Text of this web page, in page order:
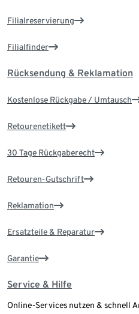
Filialreservierung
Filialfinder
Rücksendung & Reklamation
Kostenlose Rückgabe / Umtausch
Retourenetikett
30 Tage Rückgaberecht
Retouren-Gutschrift
Reklamation
Ersatzteile & Reparatur
Garantie
Service & Hilfe
Online-Services nutzen & schnell